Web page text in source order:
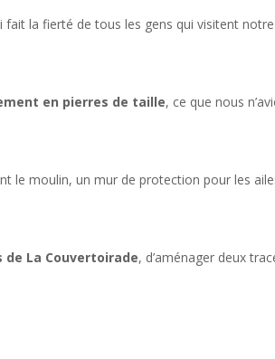
la fierté de tous les gens qui visitent notre
en pierres de taille, ce que nous
le moulin, un mur de protection pour les
de La Couvertoirade, d’aménager deux